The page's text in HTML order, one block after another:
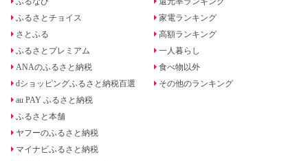
ふるさとチョイス
さとふる
ふるさとプレミアム
ANAのふるさと納税
dショッピングふるさと納税百選
au PAY ふるさと納税
ふるさと本舗
ヤフーのふるさと納税
マイナビふるさと納税
家電ランキング
高額ランキング
一人暮らし
食べ物以外
その他のランキング